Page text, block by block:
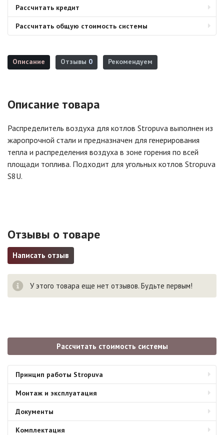
Рассчитать кредит
Рассчитать общую стоимость системы
Описание Отзывы 0 Рекомендуем
Описание товара
Распределитель воздуха для котлов Stropuva выполнен из
жаропрочной стали и предназначен для генерирования
тепла и распределения воздуха в зоне горения по всей
площади топлива. Подходит для угольных котлов Stropuva
S8U.
Отзывы о товаре
Написать отзыв
У этого товара еще нет отзывов. Будьте первым!
Рассчитать стоимость системы
Принцип работы Stropuva
Монтаж и эксплуатация
Документы
Комплектация